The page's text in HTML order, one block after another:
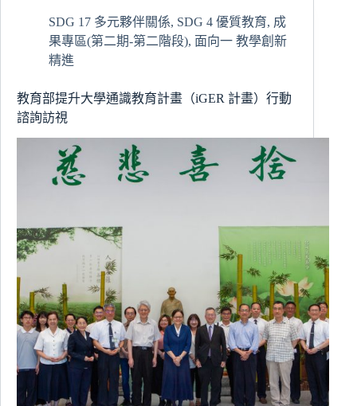
理
學
系
題
計
畫
發
表
SDG 17 多元夥伴關係, SDG 4 優質教育, 成
果專區(第二期-第二階段), 面向一 教學創新
精進
教育部提升大學通識教育計畫（iGER 計畫）行動
諮詢訪視